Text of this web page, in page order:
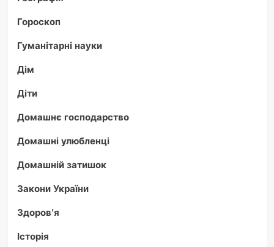
Гороскоп
Гуманітарні науки
Дім
Діти
Домашнє господарство
Домашні улюбленці
Домашній затишок
Закони України
Здоров'я
Історія